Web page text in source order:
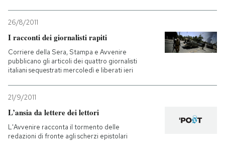
26/8/2011
I racconti dei giornalisti rapiti
Corriere della Sera, Stampa e Avvenire
pubblicano gli articoli dei quattro giornalisti
italiani sequestrati mercoledì e liberati ieri
21/9/2011
L’ansia da lettere dei lettori
L'Avvenire racconta il tormento delle
redazioni di fronte agli scherzi epistolari